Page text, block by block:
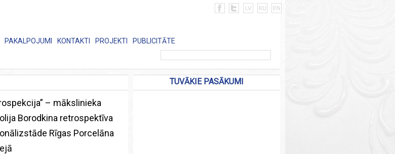
PAKALPOJUMI KONTAKTI PROJEKTI PUBLICITĀTE
– mākslinieka
Borodkina retrospektīva
Rīgas Porcelāna
TUVĀKIE PASĀKUMI